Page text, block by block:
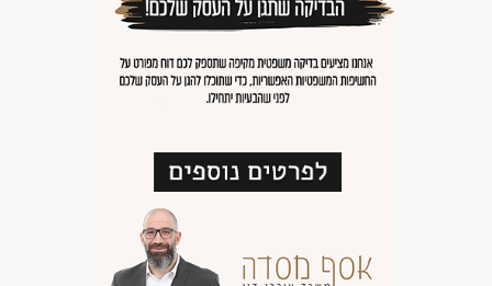
אדמיניסטרציה ומזכירות - מזכיר/ה רפואית
מאפייני משרה
עבודה מיידית
עבודה לפי שעות
המגזר הדתי